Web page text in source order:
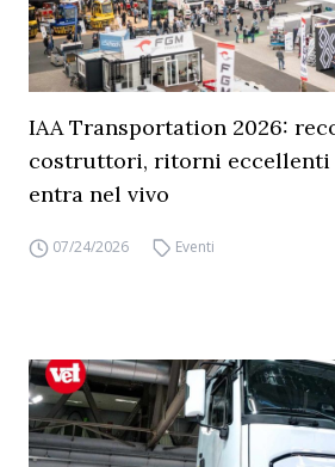
IAA Transportation 2026:
costruttori, ritorni eccellenti
entra nel vivo
07/24/2026 Eventi